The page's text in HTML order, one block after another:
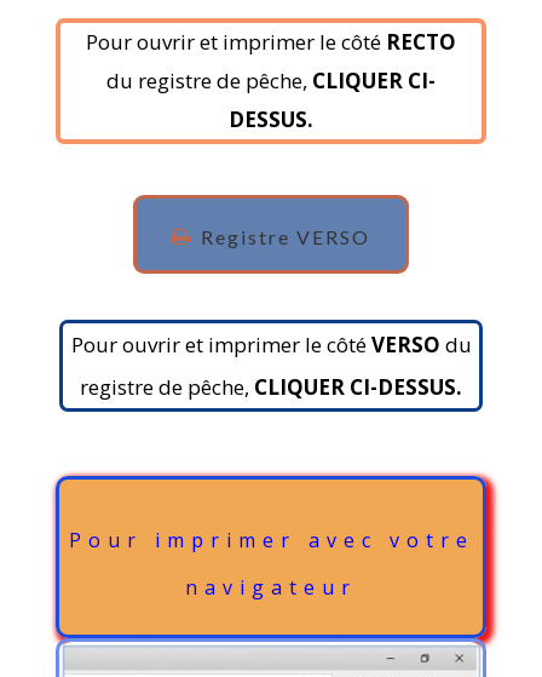
Pour ouvrir et imprimer le côté RECTO
du registre de pêche, CLIQUER CI-
DESSUS.
Registre VERSO
Pour ouvrir et imprimer le côtéVERSO du
registre de pêche, CLIQUER CI-DESSUS.
Pour imprimer avec votre
navigateur